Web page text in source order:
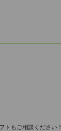
トもご相談ください！